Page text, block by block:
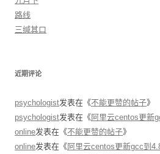
路线
三缄其口
近期评论
psychologist发表在《不能更赞的帖子》
psychologist发表在《 阿里云centos更新
online发表在《不能更赞的帖子》
online发表在《 阿里云centos更新gcc到